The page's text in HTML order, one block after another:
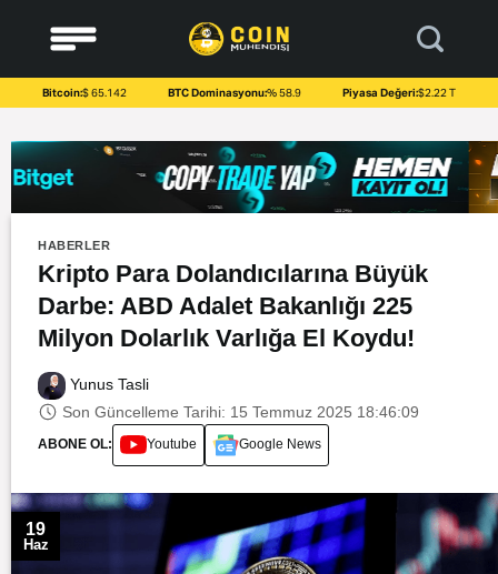
content
Bitcoin:$ 65.142 BTC Dominasyonu:% 58.9 Piyasa Değeri:$2.22 T
HABERLER
Kripto Para Dolandıcılarına Büyük
Darbe: ABD Adalet Bakanlığı 225
Milyon Dolarlık Varlığa El Koydu!
Yunus Tasli
Son Güncelleme Tarihi: 15 Temmuz 2025 18:46:09
ABONE OL: Youtube Google News
19
Haz